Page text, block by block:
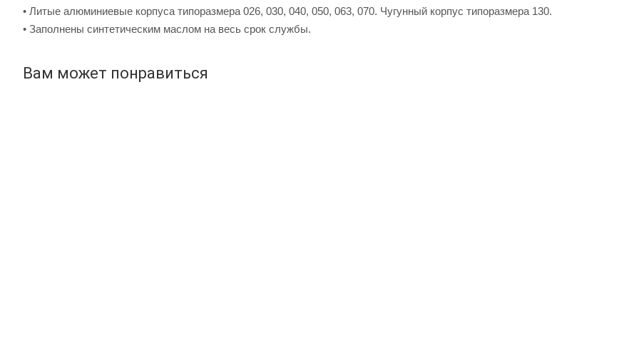
• Литые алюминиевые корпуса типоразмера 026, 030, 040, 050, 063, 070. Чугунный корпус типоразмера 130.
• Заполнены синтетическим маслом на весь срок службы.
Вам может понравиться